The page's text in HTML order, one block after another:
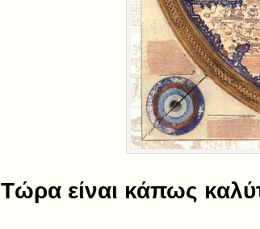
Τώρα είναι κάπως